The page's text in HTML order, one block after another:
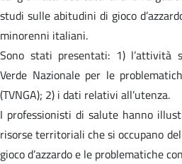
studi sulle abitudini di gioco
minorenni italiani.
Sono stati presentati: 1) l’attività
Verde Nazionale per le
(TVNGA); 2) i dati relativi all’utenza.
I professionisti di salute hanno
risorse territoriali che si occupano
gioco d’azzardo e le problematiche